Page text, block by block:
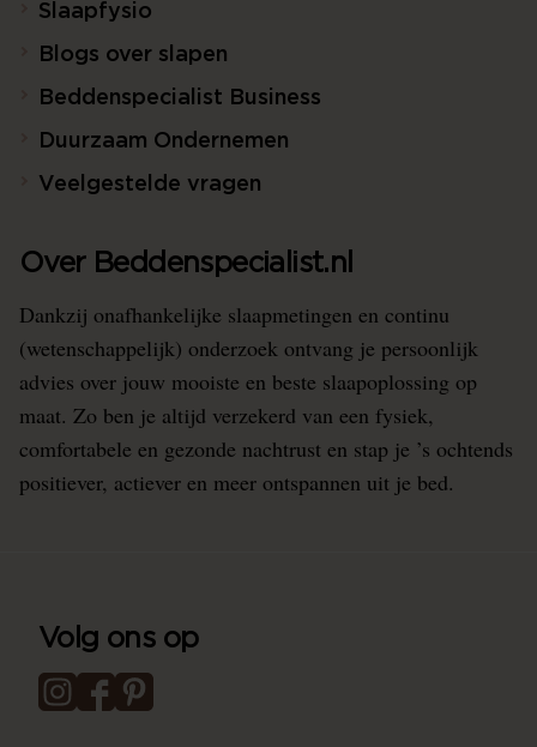
Slaapfysio
Blogs over slapen
Beddenspecialist Business
Duurzaam Ondernemen
Veelgestelde vragen
Over Beddenspecialist.nl
Dankzij onafhankelijke slaapmetingen en continu
(wetenschappelijk) onderzoek ontvang je persoonlijk
advies over jouw mooiste en beste slaapoplossing op
maat. Zo ben je altijd verzekerd van een fysiek,
comfortabele en gezonde nachtrust en stap je ’s ochtends
positiever, actiever en meer ontspannen uit je bed.
Volg ons op